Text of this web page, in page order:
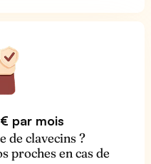
par mois
de clavecins ?
proches en cas de